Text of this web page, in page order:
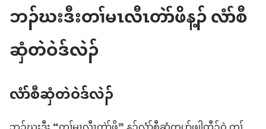
ဘၣ်ဃးဒီးတၢ်မၤလီၤတဲာ်ဖိန့ၣ် လံာ်စီ
ဆှံတဲဝဲဒ်လဲၣ်
လံာ်စီဆှံတဲဝဲဒ်လဲၣ်